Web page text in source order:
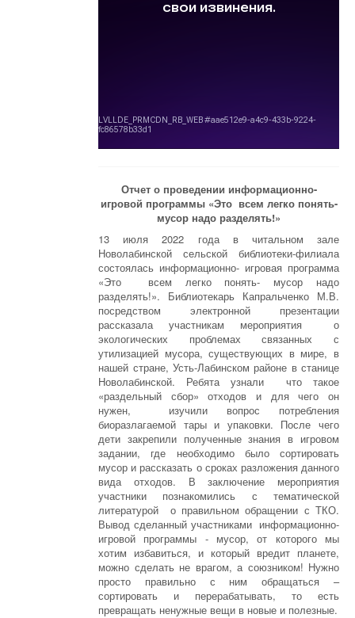
Отчет о проведении информационно-
игровой программы «Это всем легко понять-
мусор надо разделять!»
13 июля 2022 года в читальном зале
Новолабинской сельской библиотеки-филиала
состоялась информационно- игровая программа
«Это всем легко понять- мусор надо
разделять!». Библиотекарь Капральченко М.В.
посредством электронной презентации
рассказала участникам мероприятия о
экологических проблемах связанных с
утилизацией мусора, существующих в мире, в
нашей стране, Усть-Лабинском районе в станице
Новолабинской. Ребята узнали что такое
«раздельный сбор» отходов и для чего он
нужен, изучили вопрос потребления
биоразлагаемой тары и упаковки. После чего
дети закрепили полученные знания в игровом
задании, где необходимо было сортировать
мусор и рассказать о сроках разложения данного
вида отходов. В заключение мероприятия
участники познакомились с тематической
литературой о правильном обращении с ТКО.
Вывод сделанный участниками информационно-
игровой программы - мусор, от которого мы
хотим избавиться, и который вредит планете,
можно сделать не врагом, а союзником! Нужно
просто правильно с ним обращаться –
сортировать и перерабатывать, то есть
превращать ненужные вещи в новые и полезные.